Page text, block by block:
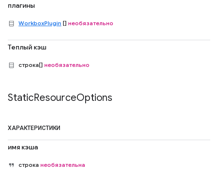
плагины
WorkboxPlugin [] необязательно
Теплый кэш
строка[] необязательно
StaticResourceOptions
ХАРАКТЕРИСТИКИ
имя кэша
строка необязательна